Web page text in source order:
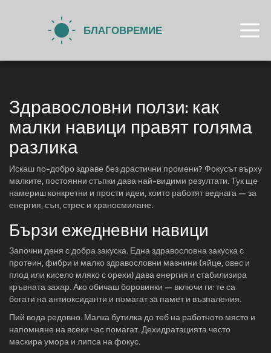
Здравословни ползи: как
малки навици правят голяма
разлика
Искаш по-добро здраве без драстични промени? Фокусът върху
малките, постоянни стъпки дава най-видими резултати. Тук ще
намериш конкретни и прости идеи, които работят веднага — за
енергия, сън, стрес и храносмилане.
Бързи ежедневни навици
Започни деня с добра закуска. Една здравословна закуска с
протеин, фибри и малко здравословни мазнини (яйце, овес и
плод или кисело мляко с орехи) дава енергия и стабилизира
кръвната захар. Ако обичаш боровинки — включи ги: те са
богати на антиоксиданти и помагат за памет и възпаления.
Пий вода редовно. Малка бутилка до теб на работното място и
напомняне на всеки час помагат. Дехидратацията често
маскира умора и липса на фокус.